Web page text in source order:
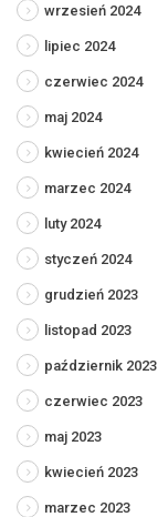
wrzesień 2024
lipiec 2024
czerwiec 2024
maj 2024
kwiecień 2024
marzec 2024
luty 2024
styczeń 2024
grudzień 2023
listopad 2023
październik 2023
czerwiec 2023
maj 2023
kwiecień 2023
marzec 2023